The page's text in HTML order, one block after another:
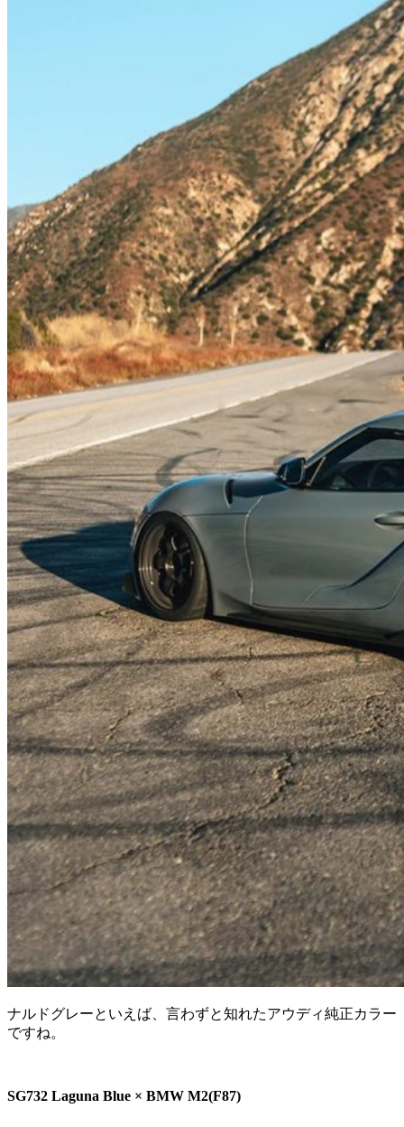
ナルドグレーといえば、言わずと知れたアウディ純正カラー
ですね。
SG732 Laguna Blue × BMW M2(F87)